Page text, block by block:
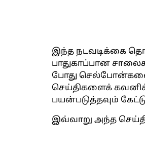
இந்த நடவடிக்கை
பாதுகாப்பான
போது
செய்திகளைக்
பயன்படுத்தவும்
இவ்வாறு அந்த